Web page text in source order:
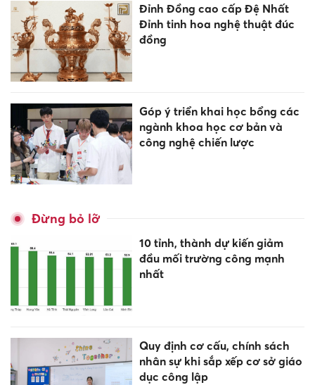
Đỉnh Đồng cao cấp Đệ Nhất
Đỉnh tinh hoa nghệ thuật đúc
đồng
Góp ý triển khai học bổng các
ngành khoa học cơ bản và
công nghệ chiến lược
Đừng bỏ lỡ
10 tỉnh, thành dự kiến giảm
đầu mối trường công mạnh
nhất
Quy định cơ cấu, chính sách
nhân sự khi sắp xếp cơ sở giáo
dục công lập